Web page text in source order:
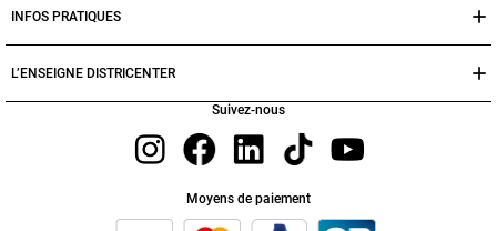
INFOS PRATIQUES
L’ENSEIGNE DISTRICENTER
Suivez-nous
Moyens de paiement